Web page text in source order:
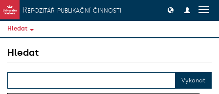
Přeskočit na obsah
Repozitář publikační činnosti
Hledat
Hledat
Vykonat